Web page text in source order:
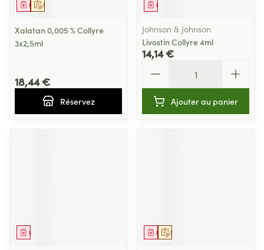
Sur prescription
Médicament
Xalatan 0,005 % Collyre
3x2,5ml
18,44 €
Réservez
Médicament
Johnson & Johnson
Livostin Collyre 4ml
14,14 €
Ajouter au panier
Médicament Sur prescription
Médicament